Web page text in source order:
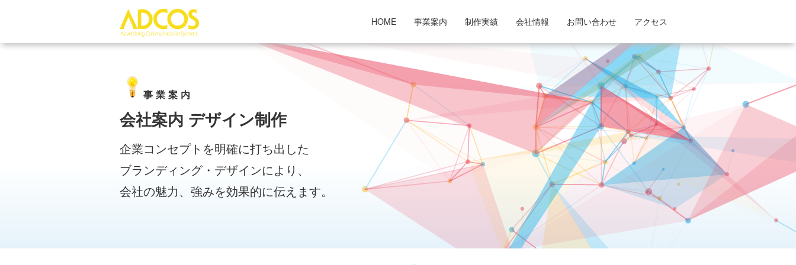
HOME 事業案内 制作実績 会社情報 お問い合わせ アクセス
事 業 案 内
会社案内 デザイン制作
企業コンセプトを明確に打ち出した
ブランディング・デザインにより、
会社の魅力、強みを効果的に伝えます。